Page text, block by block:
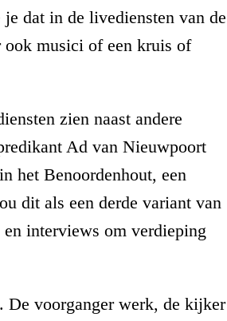
dat in de livediensten van de
ook musici of een kruis of
zien naast andere
Ad van Nieuwpoort
het Benoordenhout, een
dit als een derde variant van
interviews om verdieping
De voorganger werk, de kijker